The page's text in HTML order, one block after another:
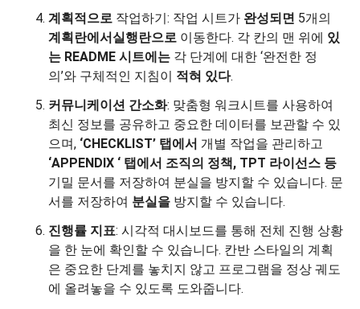
계획적으로 작업하기: 작업 시트가 완성되면 5개의
계획란에서실행란으로 이동한다. 각 칸의 맨 위에 있
는 README 시트에는 각 단계에 대한 ‘완전한 정
의’와 구체적인 지침이 적혀 있다.
커뮤니케이션 간소화: 맞춤형 워크시트를 사용하여
최신 정보를 공유하고 중요한 데이터를 보관할 수 있
으며, ‘CHECKLIST’ 탭에서 개별 작업을 관리하고
‘APPENDIX ‘ 탭에서 조직의 정책, TPT 라이선스 등
기밀 문서를 저장하여 분실을 방지할 수 있습니다. 문
서를 저장하여 분실을 방지할 수 있습니다.
진행률 지표: 시각적 대시보드를 통해 전체 진행 상황
을 한 눈에 확인할 수 있습니다. 칸반 스타일의 계획
은 중요한 단계를 놓치지 않고 프로그램을 정상 궤도
에 올려놓을 수 있도록 도와줍니다.